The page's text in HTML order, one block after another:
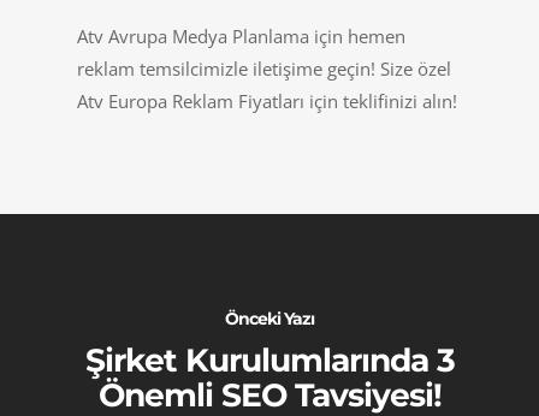
Atv Avrupa Medya Planlama için hemen
reklam temsilcimizle iletişime geçin! Size özel
Atv Europa Reklam Fiyatları için teklifinizi alın!
Önceki Yazı
Şirket Kurulumlarında 3
Önemli SEO Tavsiyesi!